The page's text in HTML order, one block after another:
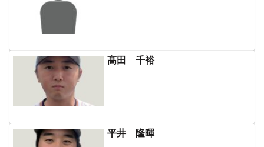
髙田 千裕
平井 隆暉